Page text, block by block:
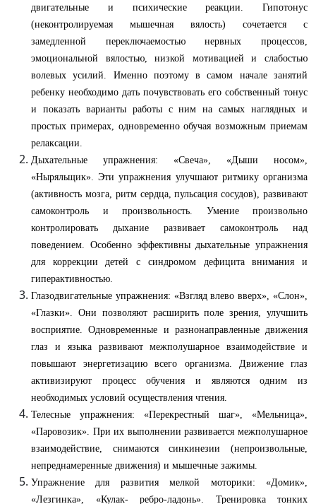
двигательные и психические реакции. Гипотонус
(неконтролируемая мышечная вялость) сочетается с
замедленной переключаемостью нервных процессов,
эмоциональной вялостью, низкой мотивацией и слабостью
волевых усилий. Именно поэтому в самом начале занятий
ребенку необходимо дать почувствовать его собственный тонус
и показать варианты работы с ним на самых наглядных и
простых примерах, одновременно обучая возможным приемам
релаксации.
Дыхательные упражнения: «Свеча», «Дыши носом»,
«Ныряльщик». Эти упражнения улучшают ритмику организма
(активность мозга, ритм сердца, пульсация сосудов), развивают
самоконтроль и произвольность. Умение произвольно
контролировать дыхание развивает самоконтроль над
поведением. Особенно эффективны дыхательные упражнения
для коррекции детей с синдромом дефицита внимания и
гиперактивностью.
Глазодвигательные упражнения: «Взгляд влево вверх», «Слон»,
«Глазки». Они позволяют расширить поле зрения, улучшить
восприятие. Одновременные и разнонаправленные движения
глаз и языка развивают межполушарное взаимодействие и
повышают энергетизацию всего организма. Движение глаз
активизируют процесс обучения и являются одним из
необходимых условий осуществления чтения.
Телесные упражнения: «Перекрестный шаг», «Мельница»,
«Паровозик». При их выполнении развивается межполушарное
взаимодействие, снимаются синкинезии (непроизвольные,
непреднамеренные движения) и мышечные зажимы.
Упражнение для развития мелкой моторики: «Домик»,
«Лезгинка», «Кулак- ребро-ладонь». Тренировка тонких